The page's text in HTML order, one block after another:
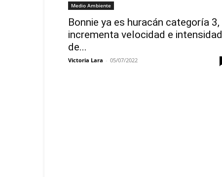
Medio Ambiente
Bonnie ya es huracán categoría 3,
incrementa velocidad e intensidad
de...
Victoria Lara - 05/07/2022